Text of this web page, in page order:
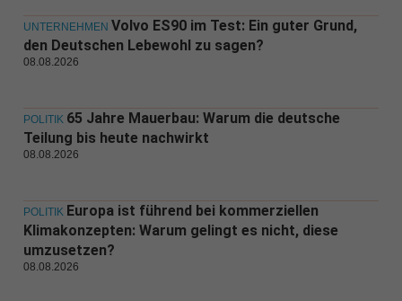
UNTERNEHMEN Volvo ES90 im Test: Ein guter Grund,
den Deutschen Lebewohl zu sagen?
08.08.2026
POLITIK 65 Jahre Mauerbau: Warum die deutsche
Teilung bis heute nachwirkt
08.08.2026
POLITIK Europa ist führend bei kommerziellen
Klimakonzepten: Warum gelingt es nicht, diese
umzusetzen?
08.08.2026